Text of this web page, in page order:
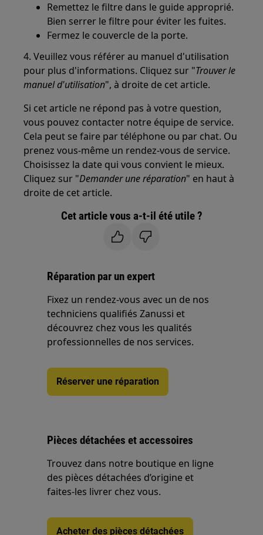
Remettez le filtre dans le guide approprié.
Bien serrer le filtre pour éviter les fuites.
Fermez le couvercle de la porte.
4. Veuillez vous référer au manuel d'utilisation
pour plus d'informations. Cliquez sur "Trouver le
manuel d'utilisation", à droite de cet article.
Si cet article ne répond pas à votre question,
vous pouvez contacter notre équipe de service.
Cela peut se faire par téléphone ou par chat. Ou
prenez vous-même un rendez-vous de service.
Choisissez la date qui vous convient le mieux.
Cliquez sur "Demander une réparation" en haut à
droite de cet article.
Cet article vous a-t-il été utile ?
Réparation par un expert
Fixez un rendez-vous avec un de nos
techniciens qualifiés Zanussi et
découvrez chez vous les qualités
professionnelles de nos services.
Réserver une réparation
Pièces détachées et accessoires
Trouvez dans notre boutique en ligne
des pièces détachées d’origine et
faites-les livrer chez vous.
Acheter des pièces détachées